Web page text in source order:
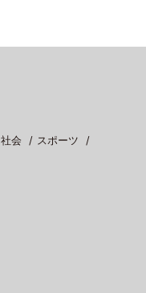
社会
スポーツ